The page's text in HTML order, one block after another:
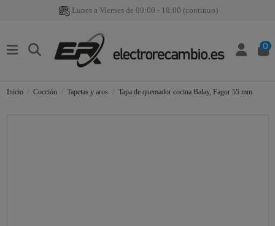
Lunes a Viernes de 09:00 - 18:00 (continuo)
0
Inicio Cocción Tapetas y aros Tapa de quemador cocina Balay, Fagor 55 mm